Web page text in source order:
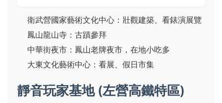
衛武營國家藝術文化中心：壯觀建築、看錶演展覽
鳳山龍山寺：古蹟參拜
中華街夜市：鳳山老牌夜市，在地小吃多
大東文化藝術中心：看展、假日市集
靜音玩家基地 (左營高鐵特區)